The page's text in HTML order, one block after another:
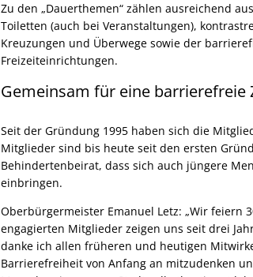
Zu den „Dauerthemen“ zählen ausreichend
Toiletten (auch bei Veranstaltungen),
Kreuzungen und Überwege sowie der
Freizeiteinrichtungen.
Gemeinsam für eine barrierefreie
Seit der Gründung 1995 haben sich die
Mitglieder sind bis heute seit den ersten
Behindertenbeirat, dass sich auch jüngere
einbringen.
Oberbürgermeister Emanuel Letz: „Wir feiern
engagierten Mitglieder zeigen uns seit drei
danke ich allen früheren und heutigen
Barrierefreiheit von Anfang an mitzudenken